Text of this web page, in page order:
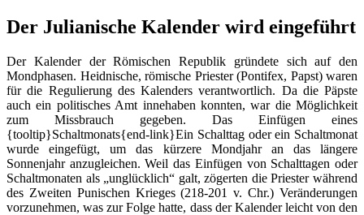
Der Julianische Kalender wird eingeführt
Der Kalender der Römischen Republik gründete sich auf den
Mondphasen. Heidnische, römische Priester (Pontifex, Papst) waren
für die Regulierung des Kalenders verantwortlich. Da die Päpste
auch ein politisches Amt innehaben konnten, war die Möglichkeit
zum Missbrauch gegeben. Das Einfügen eines
{tooltip}Schaltmonats{end-link}Ein Schalttag oder ein Schaltmonat
wurde eingefügt, um das kürzere Mondjahr an das längere
Sonnenjahr anzugleichen. Weil das Einfügen von Schalttagen oder
Schaltmonaten als „unglücklich“ galt, zögerten die Priester während
des Zweiten Punischen Krieges (218-201 v. Chr.) Veränderungen
vorzunehmen, was zur Folge hatte, dass der Kalender leicht von den